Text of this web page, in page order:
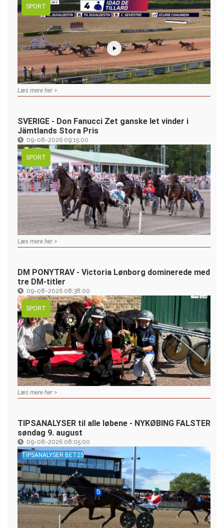
SPORT
Læs mere her >
SVERIGE - Don Fanucci Zet ganske let vinder i
Jämtlands Stora Pris
09-08-2026 09:15:00
SPORT
Læs mere her >
DM PONYTRAV - Victoria Lønborg dominerede med
tre DM-titler
09-08-2026 08:38:00
SPORT
Læs mere her >
TIPSANALYSER til alle løbene - NYKØBING FALSTER
søndag 9. august
09-08-2026 08:05:00
TIPSANALYSER BET25